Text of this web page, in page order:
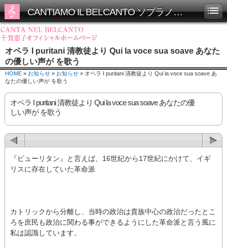
CANTIAMO IL BELCANTO ソプラノ千賀恵子オフィシャルホームページ
オペラ I puritani 清教徒より Qui la voce sua soave あなた
の優しい声が を歌う
HOME » お知らせ » お知らせ » オペラ I puritani 清教徒より Qui la voce sua soave あ
なたの優しい声が を歌う
オペラ I puritani 清教徒より Qui la voce sua soave あなたの優
しい声が を歌う
『ピューリタン』と言えば、16世紀から17世紀にかけて、イギ
リスに存在していた革命派
カトリックから分離し、当時の政治は貴族中心の政治だったとこ
ろを庶民も政治に関わる事ができるようにした革命派と言う風に
私は認識しています。